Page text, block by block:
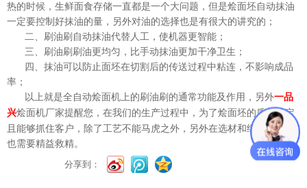
热的时候，生鲜面食存储一直都是一个大问题，但是烩面坯自动抹油
一定要控制好抹油的量，另外对油的选择也是有很大的讲究的；
二、刷油刷自动抹油代替人工，使机器更智能；
三、刷油刷刷油更均匀，比手动抹油更加干净卫生；
四、抹油可以防止面坯在切割后的传送过程中粘连，不影响成品
率；
以上就是全自动烩面机上的刷油刷的通常功能及作用，另外一品
兴烩面机厂家提醒您，在我们的生产过程中，为了烩面坯的质量稳定
且能够抓住客户，除了工艺不能马虎之外，另外在选材和细节操作上
也需要精益救精。
分享到：